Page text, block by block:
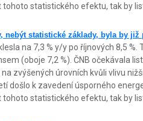
tohoto statistického efektu, tak by
nebýt statistické základy, byla by již
na 7,3 % y/y po říjnových 8,5
(oboje 7,2 %). ČNB očekávala
zvýšených úrovních kvůli vlivu
došlo k zavedení úsporného
tohoto statistického efektu, tak by